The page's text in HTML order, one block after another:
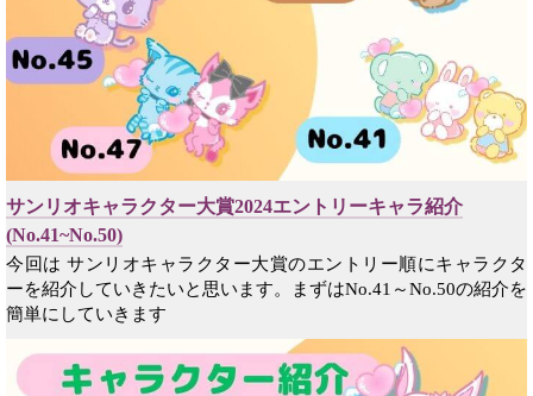
サンリオキャラクター大賞2024エントリーキャラ紹介
(No.41~No.50)
今回は サンリオキャラクター大賞のエントリー順にキャラクタ
ーを紹介していきたいと思います。まずはNo.41～No.50の紹介を
簡単にしていきます